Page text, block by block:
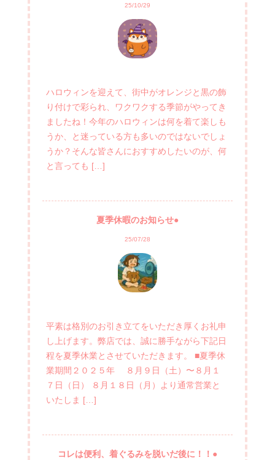
25/10/29
ハロウィンを迎えて、街中がオレンジと黒の飾
り付けで彩られ、ワクワクする季節がやってき
ましたね！今年のハロウィンは何を着て楽しも
うか、と迷っている方も多いのではないでしょ
うか？そんな皆さんにおすすめしたいのが、何
と言っても […]
夏季休暇のお知らせ●
25/07/28
平素は格別のお引き立てをいただき厚くお礼申
し上げます。弊店では、誠に勝手ながら下記日
程を夏季休業とさせていただきます。 ■夏季休
業期間２０２５年 ８月９日（土）〜８月１
７日（日） ８月１８日（月）より通常営業と
いたしま […]
コレは便利、着ぐるみを脱いだ後に！！●